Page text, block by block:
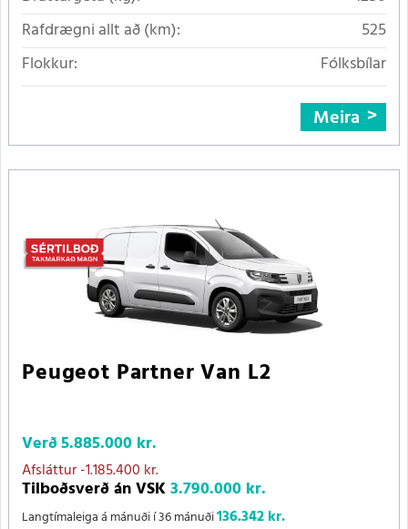
Rafdrægni allt að (km):
525
Flokkur:
Fólksbílar
Meira
Peugeot Partner Van L2
Verð5.885.000 kr.
Afsláttur-1.185.400 kr.
Tilboðsverð án VSK3.790.000 kr.
Langtímaleiga á mánuði í 36 mánuði136.342 kr.